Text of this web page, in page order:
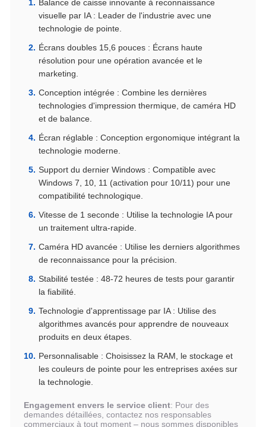
Balance de caisse innovante à reconnaissance
visuelle par IA : Leader de l'industrie avec une
technologie de pointe.
Écrans doubles 15,6 pouces : Écrans haute
résolution pour une opération avancée et le
marketing.
Conception intégrée : Combine les dernières
technologies d'impression thermique, de caméra HD
et de balance.
Écran réglable : Conception ergonomique intégrant la
technologie moderne.
Support du dernier Windows : Compatible avec
Windows 7, 10, 11 (activation pour 10/11) pour une
compatibilité technologique.
Vitesse de 1 seconde : Utilise la technologie IA pour
un traitement ultra-rapide.
Caméra HD avancée : Utilise les derniers algorithmes
de reconnaissance pour la précision.
Stabilité testée : 48-72 heures de tests pour garantir
la fiabilité.
Technologie d'apprentissage par IA : Utilise des
algorithmes avancés pour apprendre de nouveaux
produits en deux étapes.
Personnalisable : Choisissez la RAM, le stockage et
les couleurs de pointe pour les entreprises axées sur
la technologie.
Engagement envers le service client: Pour des
demandes détaillées, contactez nos responsables
commerciaux à tout moment – nous sommes disponibles